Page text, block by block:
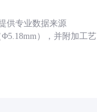
供专业数据来源
），并附加工艺